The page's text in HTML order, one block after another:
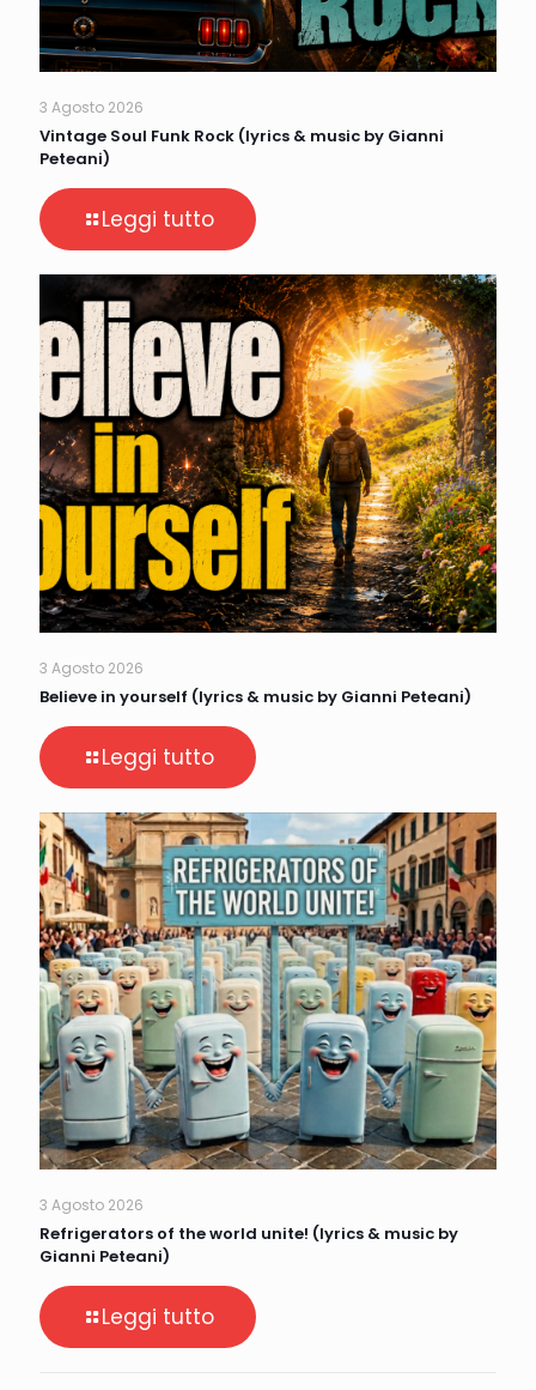
3 Agosto 2026
Vintage Soul Funk Rock (lyrics & music by Gianni
Peteani)
Leggi tutto
3 Agosto 2026
Believe in yourself (lyrics & music by Gianni Peteani)
Leggi tutto
3 Agosto 2026
Refrigerators of the world unite! (lyrics & music by
Gianni Peteani)
Leggi tutto